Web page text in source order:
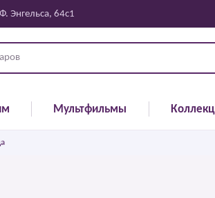
Энгельса, 64с1
Мультфильмы